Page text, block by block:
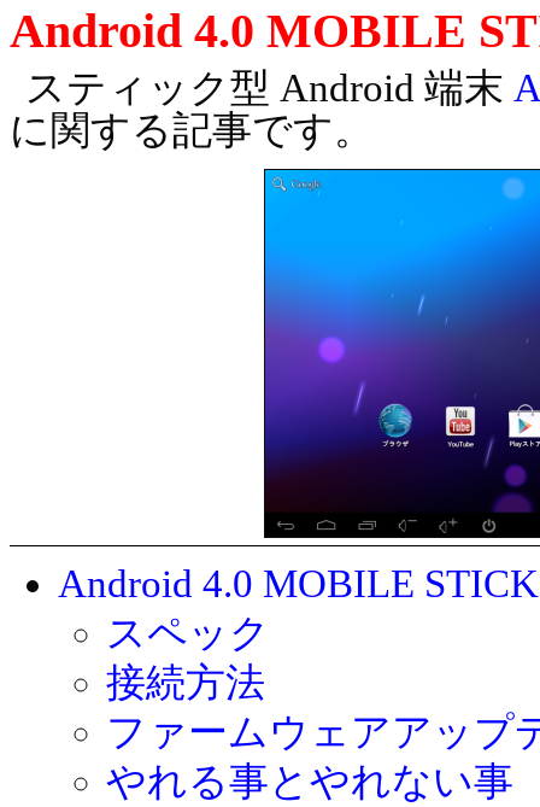
Android 4.0 MOBILE
スティック型 Android 端末
に関する記事です。
Android 4.0 MOBILE
スペック
接続方法
ファームウェアアップ
やれる事とやれない事